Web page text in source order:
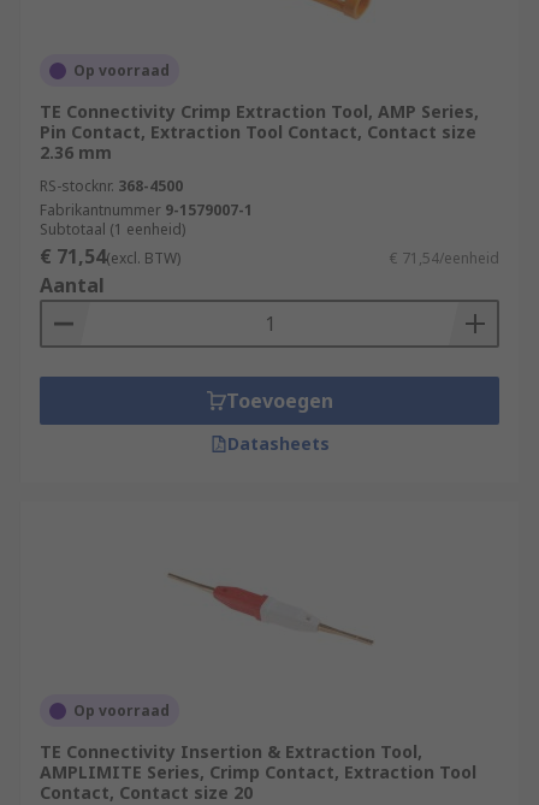
Op voorraad
TE Connectivity Crimp Extraction Tool, AMP Series,
Pin Contact, Extraction Tool Contact, Contact size
2.36 mm
RS-stocknr. 368-4500
Fabrikantnummer 9-1579007-1
Subtotaal (1 eenheid)
€ 71,54(excl. BTW) € 71,54/eenheid
Aantal
Toevoegen
Datasheets
Op voorraad
TE Connectivity Insertion & Extraction Tool,
AMPLIMITE Series, Crimp Contact, Extraction Tool
Contact, Contact size 20